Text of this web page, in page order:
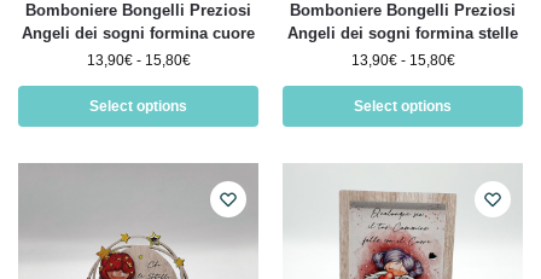
Bomboniere Bongelli Preziosi
Angeli dei sogni formina cuore
13,90€ - 15,80€
Select options
Bomboniere Bongelli Preziosi
Angeli dei sogni formina stelle
13,90€ - 15,80€
Select options